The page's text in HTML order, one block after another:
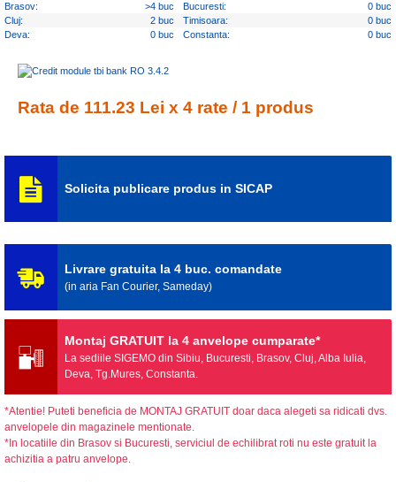
Brasov:
>4 buc Bucuresti:
0 buc
Cluj:
2 buc Timisoara:
0 buc
Deva:
0 buc Constanta: 0 buc
Rata de 111.23 Lei x 4 rate / 1 produs
Solicita publicare produs in SICAP
Livrare gratuita la 4 buc. comandate
(in aria Fan Courier, Sameday)
Montaj GRATUIT la 4 anvelope cumparate*
La sediile SIGEMO din Sibiu, Bucuresti, Brasov, Cluj, Alba Iulia,
Deva, Tg.Mures, Constanta.
*Atentie! Puteti beneficia de MONTAJ GRATUIT doar daca alegeti sa ridicati dvs.
anvelopele din magazinele mentionate.
*In locatiile din Brasov si Bucuresti, serviciul de echilibrat roti nu este gratuit la
achizitia a patru anvelope.